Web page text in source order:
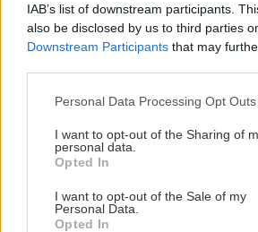
IAB’s list of downstream participants.
also be disclosed by us to third parties
Downstream Participants that may
Please note that this website/app uses
not limited to your visit or usage
grant or deny consent to Google and its
use your data for below specified
consent section.
Personal Data Processing Opt Outs
I want to opt-out of the Sharing of
personal data.
Opted In
I want to opt-out of the Sale of my
Personal Data.
Opted In
Γενική είσοδος: 8€
Ειδικές Τιμές
ΑΜΕΑ: 5€ - Συνοδός 5€